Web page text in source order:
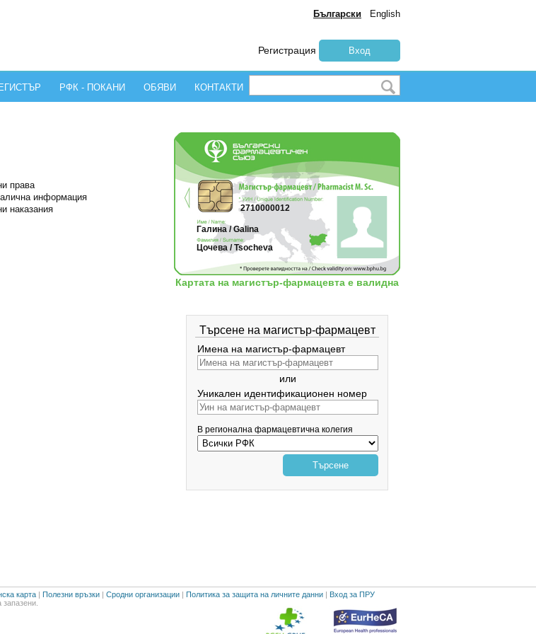
Български English
Регистрация Вход
РФК - ПОКАНИ ОБЯВИ КОНТАКТИ
права
информация
наказания 2710000012
Галина / Galina
Цочева / Tsocheva
Картата на магистър-фармацевта е валидна
Търсене на магистър-фармацевт
Имена на магистър-фармацевт
или
Уникален идентификационен номер
В регионална фармацевтична колегия
Търсене
карта | Полезни връзки | Сродни организации | Политика за защита на личните данни | Вход за ПРУ